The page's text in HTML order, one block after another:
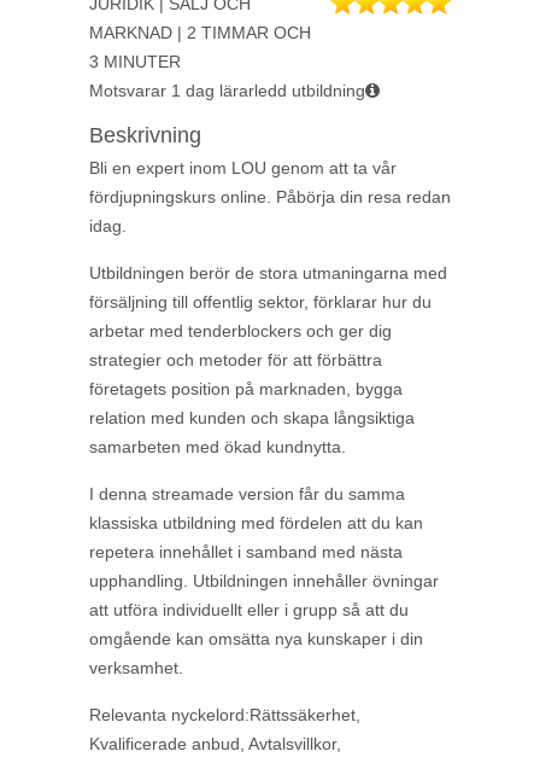
MARKNAD | 2 TIMMAR OCH
3 MINUTER
Motsvarar 1 dag lärarledd utbildning
Beskrivning
Bli en expert inom LOU genom att ta vår
fördjupningskurs online. Påbörja din resa redan
idag.
Utbildningen berör de stora utmaningarna med
försäljning till offentlig sektor, förklarar hur du
arbetar med tenderblockers och ger dig
strategier och metoder för att förbättra
företagets position på marknaden, bygga
relation med kunden och skapa långsiktiga
samarbeten med ökad kundnytta.
I denna streamade version får du samma
klassiska utbildning med fördelen att du kan
repetera innehållet i samband med nästa
upphandling. Utbildningen innehåller övningar
att utföra individuellt eller i grupp så att du
omgående kan omsätta nya kunskaper i din
verksamhet.
Relevanta nyckelord:Rättssäkerhet,
Kvalificerade anbud, Avtalsvillkor,